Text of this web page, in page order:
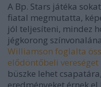
A Bp. Stars játéka
fiatal megmutatta,
jól teljesíteni, mindez
jégkorong
Williamson foglalta
elődöntőbeli vereséget
büszke lehet